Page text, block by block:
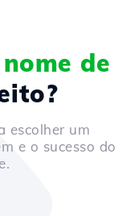
nome de
escolher um
e o sucesso do